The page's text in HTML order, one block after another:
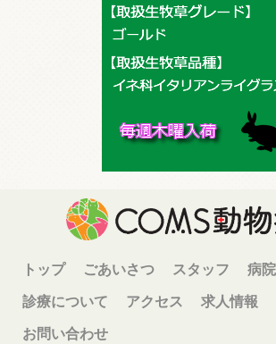
トップ ごあいさつ スタッフ 病
診療について アクセス 求人情報
お問い合わせ